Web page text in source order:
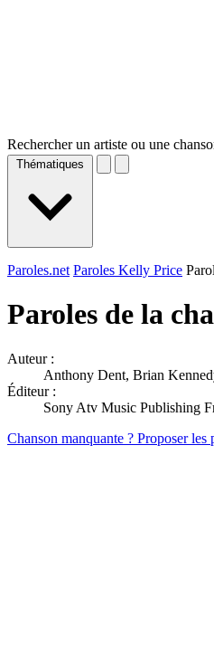
Rechercher un artiste ou une
Thématiques
Paroles.net Paroles Kelly Price
Paroles de la
Auteur :
Anthony Dent, Brian
Éditeur :
Sony Atv Music Publishing
Chanson manquante ? Proposer les